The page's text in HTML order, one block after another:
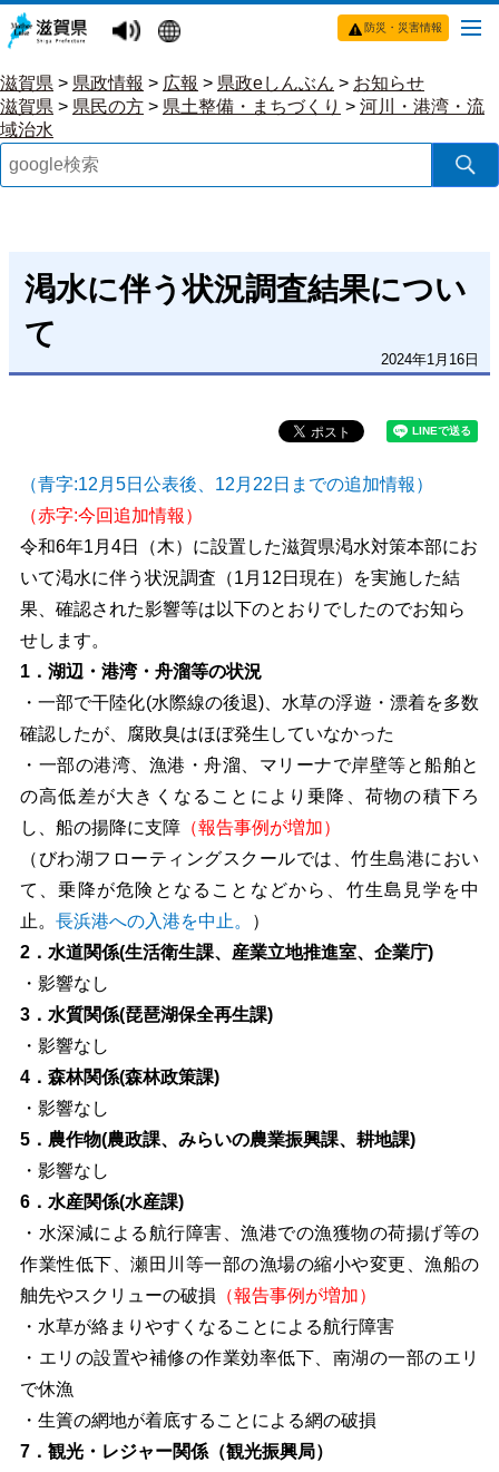
防災・災害情報
滋賀県 > 県政情報 > 広報 > 県政eしんぶん > お知らせ
滋賀県 > 県民の方 > 県土整備・まちづくり > 河川・港湾・流
域治水
渇水に伴う状況調査結果につい
て
2024年1月16日
（青字:12月5日公表後、12月22日までの追加情報）
（赤字:今回追加情報）
令和6年1月4日（木）に設置した滋賀県渇水対策本部にお
いて渇水に伴う状況調査（1月12日現在）を実施した結
果、確認された影響等は以下のとおりでしたのでお知ら
せします。
1．湖辺・港湾・舟溜等の状況
・一部で干陸化(水際線の後退)、水草の浮遊・漂着を多数
確認したが、腐敗臭はほぼ発生していなかった
・一部の港湾、漁港・舟溜、マリーナで岸壁等と船舶と
の高低差が大きくなることにより乗降、荷物の積下ろ
し、船の揚降に支障 （報告事例が増加）
（びわ湖フローティングスクールでは、竹生島港におい
て、乗降が危険となることなどから、竹生島見学を中
止。 長浜港への入港を中止。
）
2．水道関係(生活衛生課、産業立地推進室、企業庁)
・影響なし
3．水質関係(琵琶湖保全再生課)
・影響なし
4．森林関係(森林政策課)
・影響なし
5．農作物(農政課、みらいの農業振興課、耕地課)
・影響なし
6．水産関係(水産課)
・水深減による航行障害、漁港での漁獲物の荷揚げ等の
作業性低下、瀬田川等一部の漁場の縮小や変更、漁船の
舳先やスクリューの破損 （報告事例が増加）
・水草が絡まりやすくなることによる航行障害
・エリの設置や補修の作業効率低下、南湖の一部のエリ
で休漁
・生簀の網地が着底することによる網の破損
7．観光・レジャー関係（観光振興局）